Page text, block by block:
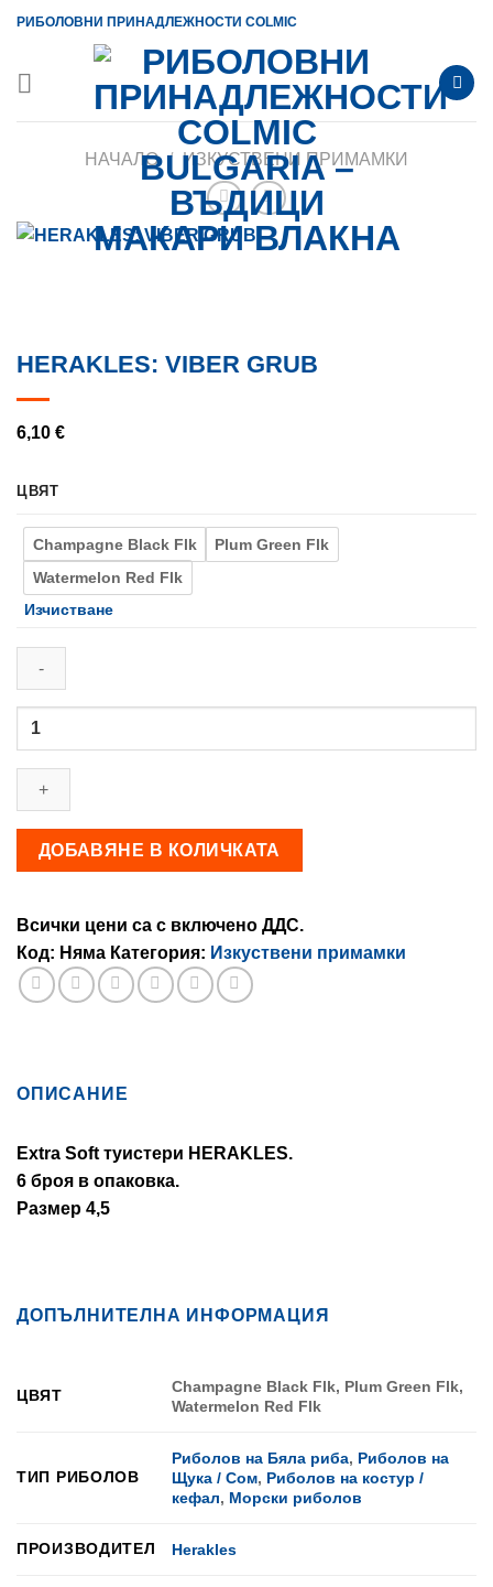
SkipРИБОЛОВНИ ПРИНАДЛЕЖНОСТИ COLMIC
НАЧАЛО / ИЗКУСТВЕНИ ПРИМАМКИ
HERAKLES: VIBER GRUB
6,10 €
ЦВЯТ
Champagne Black Flk
Plum Green Flk
Watermelon Red Flk
Изчистване
количество
HERAKLES:
VIBER
ДОБАВЯНЕ В КОЛИЧКАТА
Всички цени са с включено ДДС.
Код: Няма Категория: Изкуствени примамки
ОПИСАНИЕ
Extra Soft туистери HERAKLES.
6 броя в опаковка.
Размер 4,5
ДОПЪЛНИТЕЛНА ИНФОРМАЦИЯ
ЦВЯТ
Champagne Black Flk, Plum Green Flk,
Watermelon Red Flk
ТИП РИБОЛОВ
Риболов на Бяла риба, Риболов на
Щука / Сом, Риболов на костур /
кефал, Морски риболов
ПРОИЗВОДИТЕЛ Herakles